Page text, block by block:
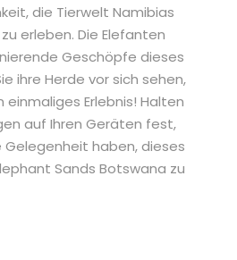
die Tierwelt Namibias
erleben. Die Elefanten
Geschöpfe dieses
ihre Herde vor sich sehen,
einmaliges Erlebnis! Halten
auf Ihren Geräten fest,
Gelegenheit haben, dieses
Sands Botswana zu